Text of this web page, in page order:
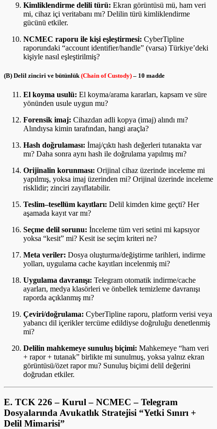
Kimliklendirme delili türü: Ekran görüntüsü mü, ham veri
mi, cihaz içi veritabanı mı? Delilin türü kimliklendirme
gücünü etkiler.
NCMEC raporu ile kişi eşleştirmesi: CyberTipline
raporundaki “account identifier/handle” (varsa) Türkiye’deki
kişiyle nasıl eşleştirilmiş?
(B) Delil zinciri ve bütünlük(Chain of Custody) – 10 madde
El koyma usulü: El koyma/arama kararları, kapsam ve süre
yönünden usule uygun mu?
Forensik imaj: Cihazdan adli kopya (imaj) alındı mı?
Alındıysa kimin tarafından, hangi araçla?
Hash doğrulaması: İmaj/çıktı hash değerleri tutanakta var
mı? Daha sonra aynı hash ile doğrulama yapılmış mı?
Orijinalin korunması: Orijinal cihaz üzerinde inceleme mi
yapılmış, yoksa imaj üzerinden mi? Orijinal üzerinde inceleme
risklidir; zinciri zayıflatabilir.
Teslim–tesellüm kayıtları: Delil kimden kime geçti? Her
aşamada kayıt var mı?
Seçme delil sorunu: İnceleme tüm veri setini mi kapsıyor
yoksa “kesit” mi? Kesit ise seçim kriteri ne?
Meta veriler: Dosya oluşturma/değiştirme tarihleri, indirme
yolları, uygulama cache kayıtları incelenmiş mi?
Uygulama davranışı: Telegram otomatik indirme/cache
ayarları, medya klasörleri ve önbellek temizleme davranışı
raporda açıklanmış mı?
Çeviri/doğrulama: CyberTipline raporu, platform verisi veya
yabancı dil içerikler tercüme edildiyse doğruluğu denetlenmiş
mi?
Delilin mahkemeye sunuluş biçimi: Mahkemeye “ham veri
+ rapor + tutanak” birlikte mi sunulmuş, yoksa yalnız ekran
görüntüsü/özet rapor mu? Sunuluş biçimi delil değerini
doğrudan etkiler.
E. TCK 226 – Kurul – NCMEC – Telegram
Dosyalarında Avukatlık Stratejisi “Yetki Sınırı +
Delil Mimarisi”